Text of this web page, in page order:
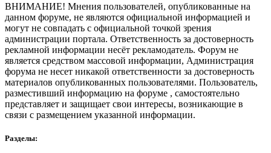
ВНИМАНИЕ! Мнения пользователей, опубликованные на
данном форуме, не являются официальной информацией и
могут не совпадать с официальной точкой зрения
администрации портала. Ответственность за достоверность
рекламной информации несёт рекламодатель. Форум не
является средством массовой информации, Администрация
форума не несет никакой ответственности за достоверность
материалов опубликованных пользователями. Пользователь,
разместивший информацию на форуме , самостоятельно
представляет и защищает свои интересы, возникающие в
связи с размещением указанной информации.
Разделы: